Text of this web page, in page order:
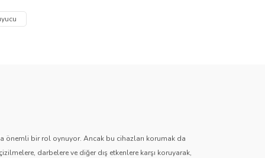
önemli bir rol oynuyor. Ancak bu cihazları korumak da
darbelere ve diğer dış etkenlere karşı koruyarak,